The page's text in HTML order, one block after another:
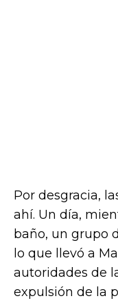
Por desgracia,
ahí. Un día,
baño, un grupo
lo que llevó a
autoridades de
expulsión de la